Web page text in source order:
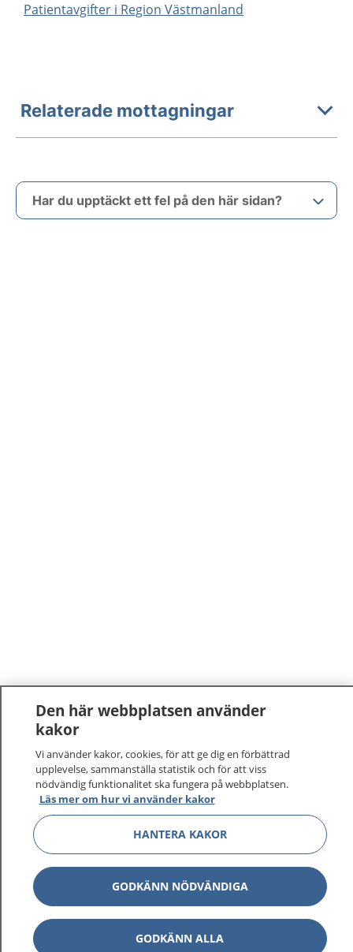
Patientavgifter i Region Västmanland
Relaterade mottagningar
Har du upptäckt ett fel på den här sidan?
Den här webbplatsen använder
kakor
Vi använder kakor, cookies, för att ge dig en förbättrad
upplevelse, sammanställa statistik och för att viss
nödvändig funktionalitet ska fungera på webbplatsen.
Läs mer om hur vi använder kakor
HANTERA KAKOR
GODKÄNN NÖDVÄNDIGA
GODKÄNN ALLA